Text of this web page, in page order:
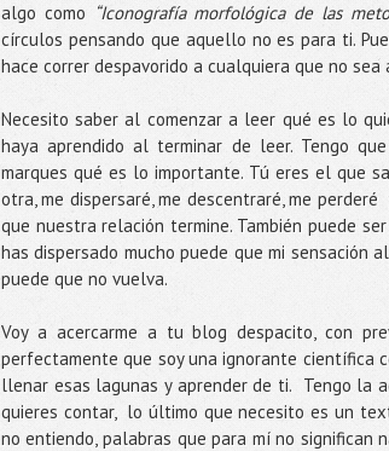
algo como “Iconografía morfológica de las
círculos pensando que aquello no es para ti.
hace correr despavorido a cualquiera que no
Necesito saber al comenzar a leer qué es lo
haya aprendido al terminar de leer. Tengo
marques qué es lo importante. Tú eres el que
otra, me dispersaré, me descentraré, me
que nuestra relación termine. También puede
has dispersado mucho puede que mi sensación
puede que no vuelva.
Voy a acercarme a tu blog despacito, con
perfectamente que soy una ignorante científica
llenar esas lagunas y aprender de ti. Tengo la
quieres contar, lo último que necesito es un
no entiendo, palabras que para mí no